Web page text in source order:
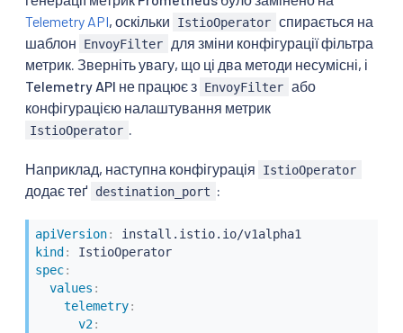
Telemetry API, оскільки IstioOperator спирається на
шаблон
EnvoyFilter
для зміни конфігурації фільтра
метрик. Зверніть увагу, що ці два методи несумісні, і
Telemetry API не працює з EnvoyFilter або
конфігурацією налаштування метрик
IstioOperator
Наприклад, наступна конфігурація IstioOperator
додає теґ destination_port :
apiVersion:
install.istio.io/v1alpha1
kind :
IstioOperator
spec:
values :
telemetry:
v2: